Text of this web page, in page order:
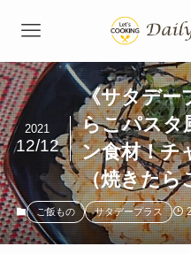
《サタデー
らこパスタ
ン食材！チ
（焼きたら
2021
12/12
ご飯もの サタデープラス